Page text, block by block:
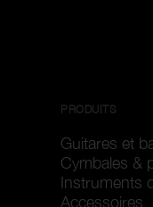
PRODUITS
Guitares et
Cymbales &
Instruments
Accessoires